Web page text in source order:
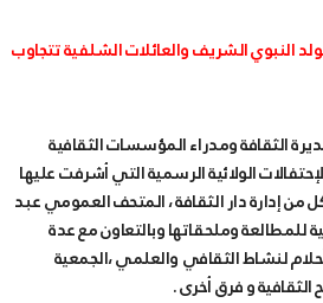
النبوي الشريف والعائلات الشلفية تتجاوب
الثقافة ومدراء المؤسسات الثقافية
الولائية الرسمية التي أشرفت عليها
من إدارة دار الثقافة ، المتحف العمومي عبد
للمطالعة وملحقاتها وبالتعاون مع عدة
لنشاط الثقافي والعلمي ،الجمعية
الثقافية و فرق أخرى .